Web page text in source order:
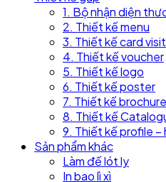
1. Bộ nhận diện
2. Thiết kế menu
3. Thiết kế card visit
4. Thiết kế voucher
5. Thiết kế logo
6. Thiết kế poster
7. Thiết kế brochure
8. Thiết kế
9. Thiết kế profile –
Sản phẩm khác
Làm đế lót ly
In bao lì xì